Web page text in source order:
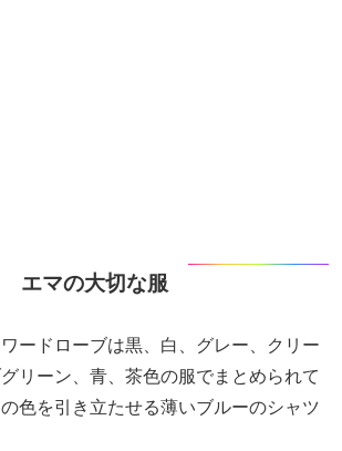
エマの大切な服
ードローブは黒、白、グレー、クリー
リーン、青、茶色の服でまとめられて
色を引き立たせる薄いブルーのシャツ